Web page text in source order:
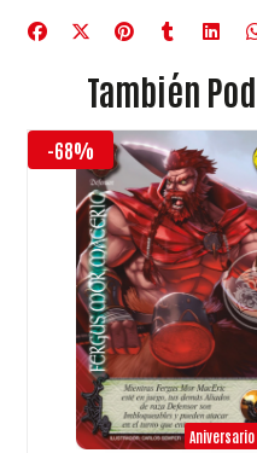
También
-68%